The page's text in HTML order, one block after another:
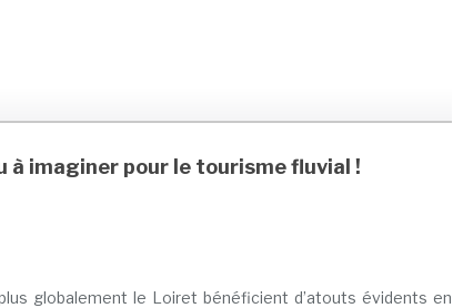
à imaginer pour le tourisme fluvial !
globalement le Loiret bénéficient d’atouts évidents en